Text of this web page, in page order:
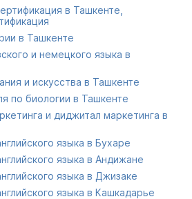
в Ташкенте,
в Ташкенте
и немецкого языка в
и искусства в Ташкенте
по биологии в Ташкенте
и диджитал маркетинга в
языка в Бухаре
языка в Андижане
языка в Джизаке
языка в Кашкадарье